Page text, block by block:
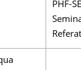
PHF-
Referat